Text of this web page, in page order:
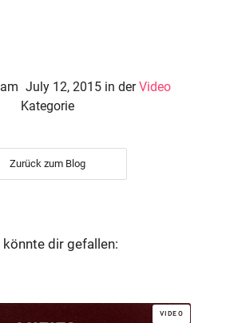
July 12, 2015 in der Video
Kategorie
Zurück zum Blog
könnte dir gefallen:
VIDEO